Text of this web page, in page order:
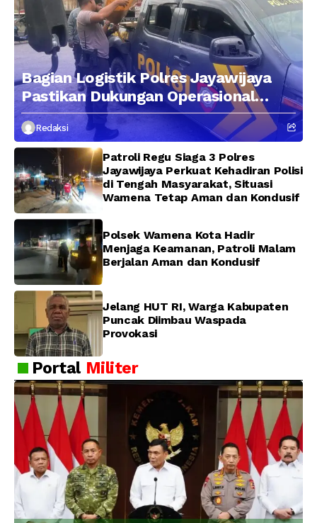
Bagian Logistik Polres Jayawijaya
Pastikan Dukungan Operasional
Kepolisian Berjalan Optimal
Redaksi
Patroli Regu Siaga 3 Polres
Jayawijaya Perkuat Kehadiran Polisi
di Tengah Masyarakat, Situasi
Wamena Tetap Aman dan Kondusif
Polsek Wamena Kota Hadir
Menjaga Keamanan, Patroli Malam
Berjalan Aman dan Kondusif
Jelang HUT RI, Warga Kabupaten
Puncak Diimbau Waspada
Provokasi
Portal Militer